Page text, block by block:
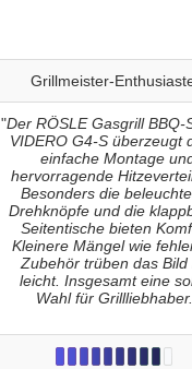
Grillmeister-
"Der RÖSLE Gasgrill BBQ-
VIDERO G4-S überzeugt
einfache Montage
hervorragende
Besonders die
Drehknöpfe und die
Seitentische bieten
Kleinere Mängel wie
Zubehör trüben das Bild
leicht. Insgesamt eine
Wahl für